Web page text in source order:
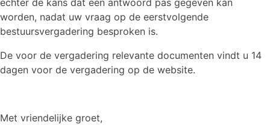
echter de kans dat een antwoord pas gegeven kan
worden, nadat uw vraag op de eerstvolgende
bestuursvergadering besproken is.
De voor de vergadering relevante documenten vindt u 14
dagen voor de vergadering op de website.
Met vriendelijke groet,